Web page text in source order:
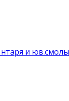
и юв.смолы